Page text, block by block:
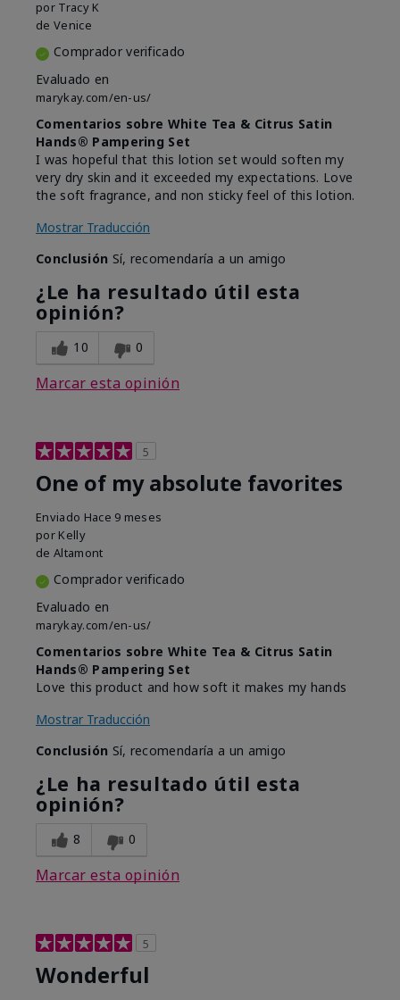
por Tracy K
de Venice
Comprador verificado
Evaluado en
marykay.com/en-us/
Comentarios sobre White Tea & Citrus Satin
Hands® Pampering Set
I was hopeful that this lotion set would soften my
very dry skin and it exceeded my expectations. Love
the soft fragrance, and non sticky feel of this lotion.
Mostrar Traducción
Conclusión Sí, recomendaría a un amigo
¿Le ha resultado útil esta
opinión?
10 0
Marcar esta opinión
5
One of my absolute favorites
Enviado Hace 9 meses
por Kelly
de Altamont
Comprador verificado
Evaluado en
marykay.com/en-us/
Comentarios sobre White Tea & Citrus Satin
Hands® Pampering Set
Love this product and how soft it makes my hands
Mostrar Traducción
Conclusión Sí, recomendaría a un amigo
¿Le ha resultado útil esta
opinión?
8 0
Marcar esta opinión
5
Wonderful